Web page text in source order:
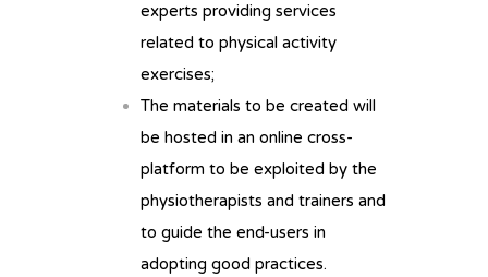
experts providing services
related to physical activity
exercises;
The materials to be created will
be hosted in an online cross-
platform to be exploited by the
physiotherapists and trainers and
to guide the end-users in
adopting good practices.